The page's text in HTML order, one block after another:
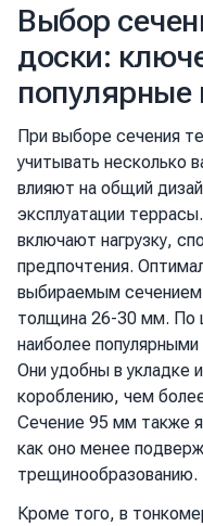
Выбор
доски:
популярные
При выборе сечения
учитывать несколько
влияют на общий
эксплуатации
включают нагрузку,
предпочтения.
выбираемым сечением
толщина 26-30 мм. По
наиболее
Они удобны в
короблению, чем
Сечение 95 мм также
как оно менее
трещинообразованию.
Кроме того, в